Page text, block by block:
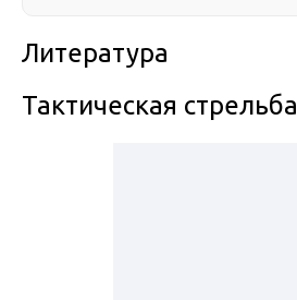
Литература
Тактическая стрельба